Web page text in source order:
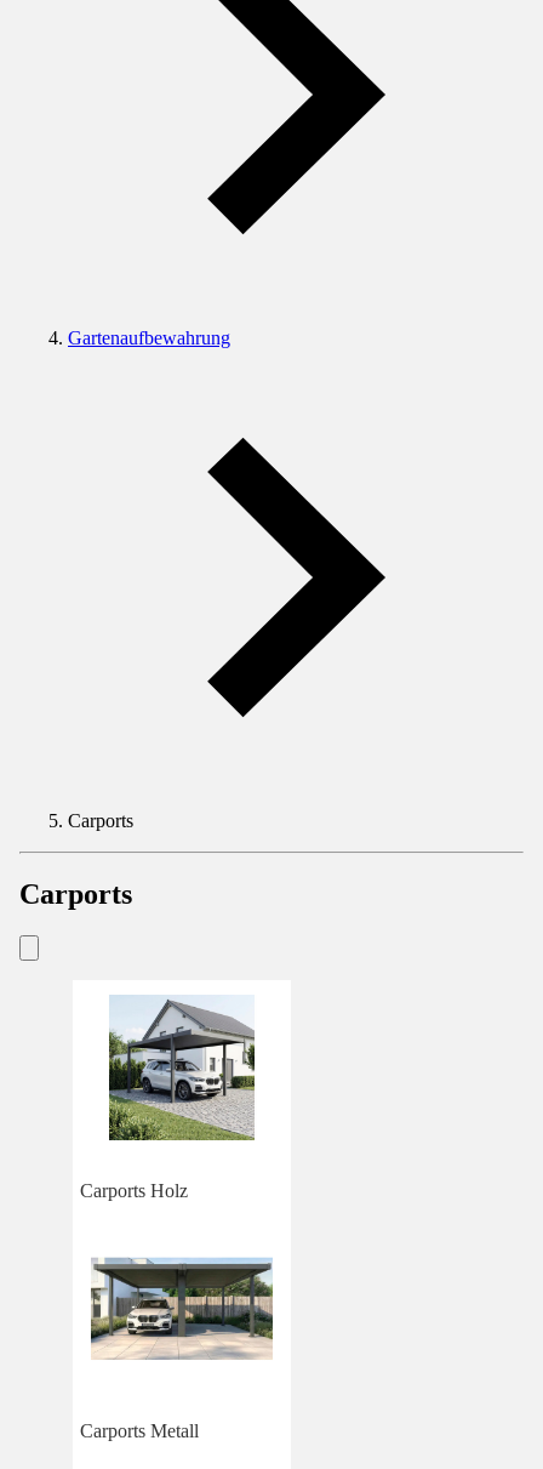
Gartenaufbewahrung
Carports
Carports
Carports Holz
Carports Metall